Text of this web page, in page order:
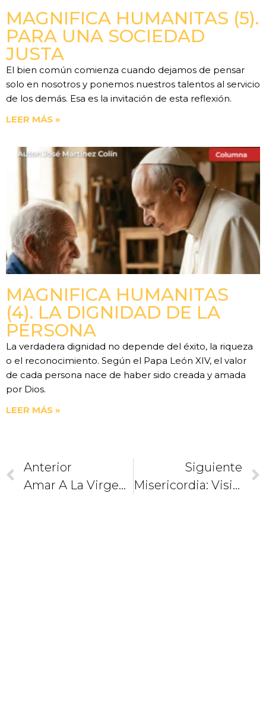
MAGNIFICA HUMANITAS (5).
PARA UNA SOCIEDAD
JUSTA
El bien común comienza cuando dejamos de pensar
solo en nosotros y ponemos nuestros talentos al servicio
de los demás. Esa es la invitación de esta reflexión.
LEER MÁS »
MAGNIFICA HUMANITAS
(4). LA DIGNIDAD DE LA
PERSONA
La verdadera dignidad no depende del éxito, la riqueza
o el reconocimiento. Según el Papa León XIV, el valor
de cada persona nace de haber sido creada y amada
por Dios.
LEER MÁS »
Anterior
Amar A La Virgen De Guadalupe Es Amar A Su Hijo
Siguiente
Misericordia: Visitad A Los Solitarios